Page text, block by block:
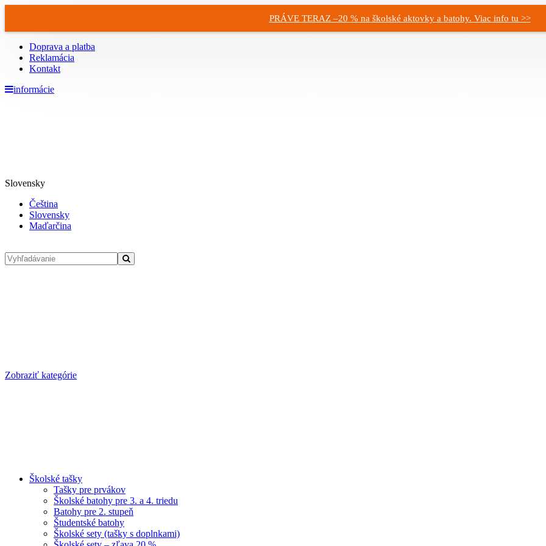
PRÁVE TERAZ –20 % na školské aktovky a batohy. Viac info tu >>
Doprava a platba
Reklamácia
Kontakt
informácie
Slovensky
Čeština
Slovensky
Maďarčina
Zobraziť kategórie
Školské tašky
Tašky pre prvákov
Školské batohy pre 3. a 4. triedu
Batohy pre 2. stupeň
Študentské batohy
Školské sety (tašky s doplnkami)